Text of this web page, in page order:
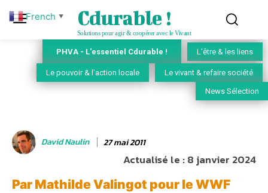
Cdurable !
Solutions pour agir & coopérer avec le Vivant
PHVA - L'essentiel Cdurable ! L'être & les liens
Le pouvoir & l'action locale Le vivant & refaire société
News Sélection
David Naulin 27 mai 2011
Actualisé le :8 janvier 2024
Par Mathilde Valingot pour le WWF
French ▼